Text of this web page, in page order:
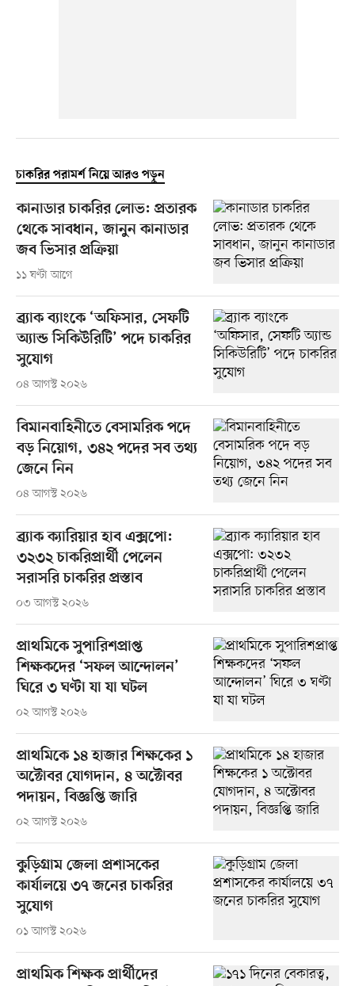
চাকরির পরামর্শ নিয়ে আরও পড়ুন
কানাডার চাকরির লোভ: প্রতারক
থেকে সাবধান, জানুন কানাডার
জব ভিসার প্রক্রিয়া
১১ ঘণ্টা আগে
ব্র্যাক ব্যাংকে ‘অফিসার, সেফটি
অ্যান্ড সিকিউরিটি’ পদে চাকরির
সুযোগ
০৪ আগস্ট ২০২৬
বিমানবাহিনীতে বেসামরিক পদে
বড় নিয়োগ, ৩৪২ পদের সব তথ্য
জেনে নিন
০৪ আগস্ট ২০২৬
ব্র্যাক ক্যারিয়ার হাব এক্সপো:
৩২৩২ চাকরিপ্রার্থী পেলেন
সরাসরি চাকরির প্রস্তাব
০৩ আগস্ট ২০২৬
প্রাথমিকে সুপারিশপ্রাপ্ত
শিক্ষকদের ‘সফল আন্দোলন’
ঘিরে ৩ ঘণ্টা যা যা ঘটল
০২ আগস্ট ২০২৬
প্রাথমিকে ১৪ হাজার শিক্ষকের ১
অক্টোবর যোগদান, ৪ অক্টোবর
পদায়ন, বিজ্ঞপ্তি জারি
০২ আগস্ট ২০২৬
কুড়িগ্রাম জেলা প্রশাসকের
কার্যালয়ে ৩৭ জনের চাকরির
সুযোগ
০১ আগস্ট ২০২৬
প্রাথমিক শিক্ষক প্রার্থীদের